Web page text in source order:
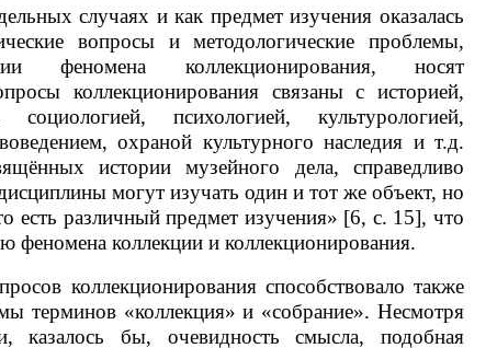
случаях и как предмет изучения оказалась
вопросы и методологические проблемы,
феномена коллекционирования, носят
коллекционирования связаны с историей,
социологией, психологией, культурологией,
охраной культурного наследия и т.д.
истории музейного дела, справедливо
могут изучать один и тот же объект, но
есть различный предмет изучения» [6, с. 15], что
феномена коллекции и коллекционирования.
коллекционирования способствовало также
терминов «коллекция» и «собрание». Несмотря
казалось бы, очевидность смысла, подобная